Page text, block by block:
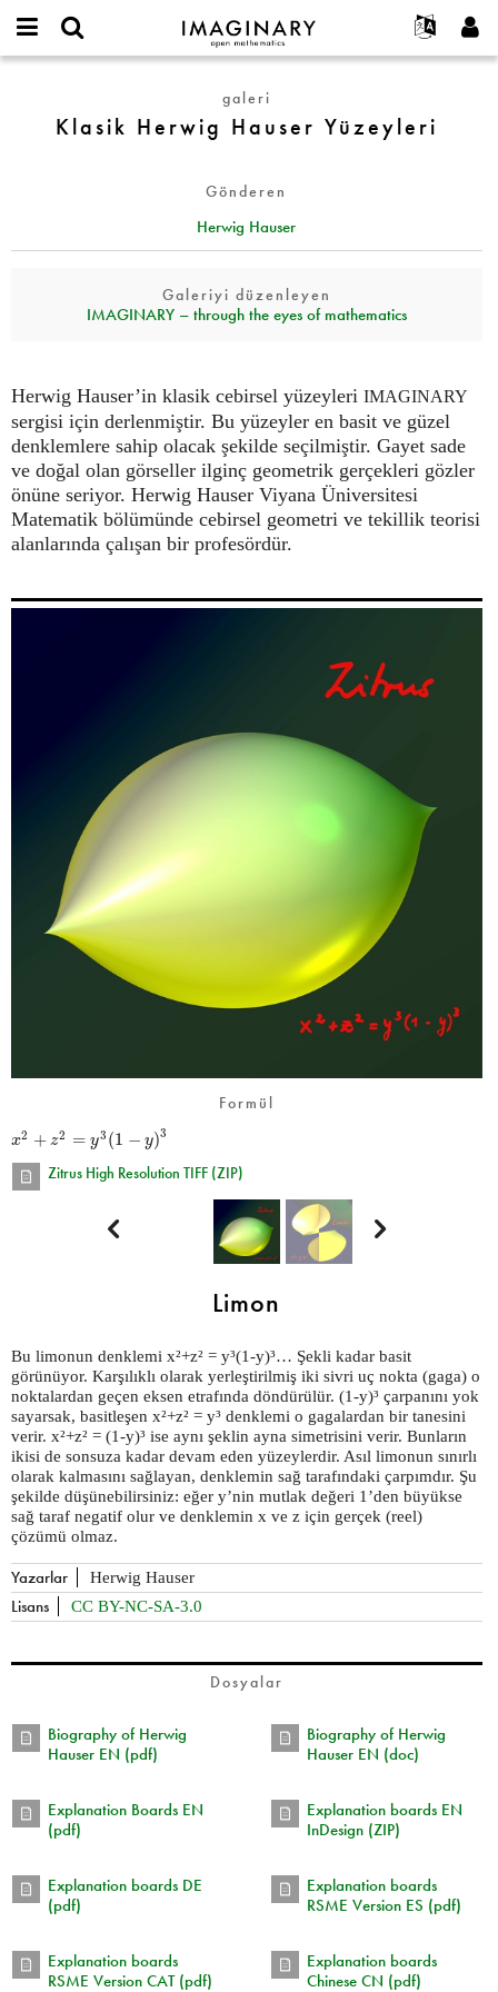
IMAGINARY
open
Français
Deutsch
Türkçe
Programlar
Galeriler
Etkileşimli
Metinler
Sergiler
Devamı...
Projeler
Katılım
username
Parola
Yeni hesap oluştur
Herwig
galeri
Klasik Herwig Hauser Yüzeyleri
Gönderen
Herwig Hauser
Galeriyi düzenleyen
IMAGINARY – through the eyes of mathematics
Herwig Hauser’in klasik cebirsel yüzeyleri IMAGINARY
sergisi için derlenmiştir. Bu yüzeyler en basit ve güzel
denklemlere sahip olacak şekilde seçilmiştir. Gayet sade
ve doğal olan görseller ilginç geometrik gerçekleri gözler
önüne seriyor. Herwig Hauser Viyana Üniversitesi
Matematik bölümünde cebirsel geometri ve tekillik teorisi
alanlarında çalışan bir profesördür.
Formül
x2 +z2 =y3(1 −y)3
Zitrus High Resolution TIFF (ZIP)
 
Limon
Bu limonun denklemi x²+z² = y³(1-y)³… Şekli kadar basit
görünüyor. Karşılıklı olarak yerleştirilmiş iki sivri uç nokta (gaga) o
noktalardan geçen eksen etrafında döndürülür. (1-y)³ çarpanını yok
sayarsak, basitleşen x²+z² = y³ denklemi o gagalardan bir tanesini
verir. x²+z² = (1-y)³ ise aynı şeklin ayna simetrisini verir. Bunların
ikisi de sonsuza kadar devam eden yüzeylerdir. Asıl limonun sınırlı
olarak kalmasını sağlayan, denklemin sağ tarafındaki çarpımdır. Şu
şekilde düşünebilirsiniz: eğer y’nin mutlak değeri 1’den büyükse
sağ taraf negatif olur ve denklemin x ve z için gerçek (reel)
çözümü olmaz.
Yazarlar Herwig Hauser
Lisans CC BY-NC-SA-3.0
Dosyalar
Biography of Herwig
Hauser EN (pdf)
Biography of Herwig
Hauser EN (doc)
Explanation Boards EN
(pdf)
Explanation boards EN
InDesign (ZIP)
Explanation boards DE
(pdf)
Explanation boards
RSME Version ES (pdf)
Explanation boards
RSME Version CAT (pdf)
Explanation boards
Chinese CN (pdf)